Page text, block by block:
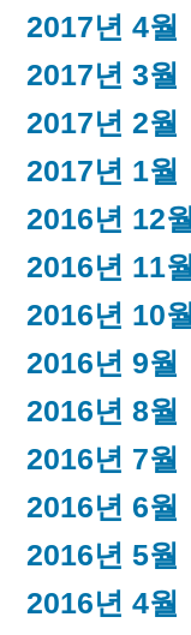
2017년 4월
2017년 3월
2017년 2월
2017년 1월
2016년 12월
2016년 11월
2016년 10월
2016년 9월
2016년 8월
2016년 7월
2016년 6월
2016년 5월
2016년 4월